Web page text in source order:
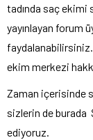
tadında saç ekimi
yayınlayan forum
ekim merkezi
Zaman içerisinde
sizlerin de burada
ediyoruz.